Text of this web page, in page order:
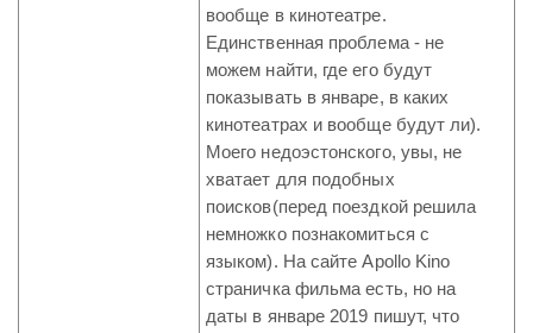
вообще в кинотеатре.
Единственная проблема - не
можем найти, где его будут
показывать в январе, в каких
кинотеатрах и вообще будут ли).
Моего недоэстонского, увы, не
хватает для подобных
поисков(перед поездкой решила
немножко познакомиться с
языком). На сайте Apollo Kino
страничка фильма есть, но на
даты в январе 2019 пишут, что